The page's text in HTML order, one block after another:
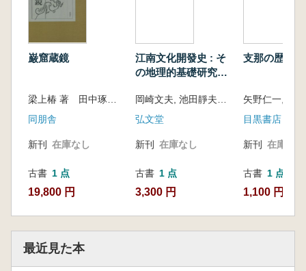
巌窟蔵鏡
同朋舎
新刊 在庫なし
古書 1 点
19,800 円
江南文化開發史 : そ
の地理的基礎研究
弘文堂
新刊 在庫なし
古書 1 点
3,300 円
支那の歴史
目黒書店
新刊 在庫なし
古書 1 点
1,100 円
最近見た本